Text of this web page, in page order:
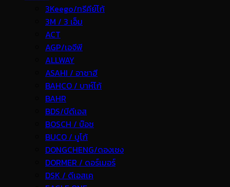
3Keego/ทรีคีย์โก้
3M / 3 เอ็ม
ACT
AGP/เอจีพี
ALLWAY
ASAHI / อาซาฮี
BAHCO / บาห์โก้
BAHR
BDS/บีดีเอส
BOSCH / บ๊อช
BUCO / บูโก้
DONGCHENG/ดองเชง
DORMER / ดอร์เมอร์
DSK / ดีเอสเค